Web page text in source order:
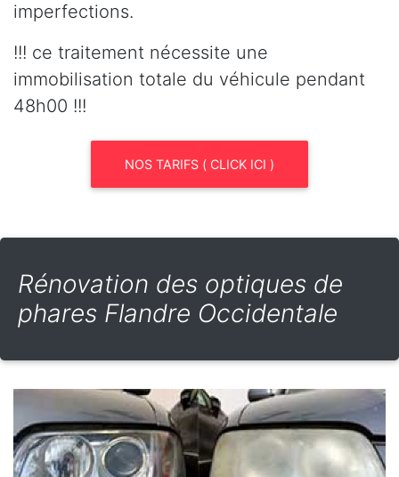
imperfections.
!!! ce traitement nécessite une
immobilisation totale du véhicule pendant
48h00 !!!
NOS TARIFS ( CLICK ICI )
Rénovation des optiques de
phares Flandre Occidentale